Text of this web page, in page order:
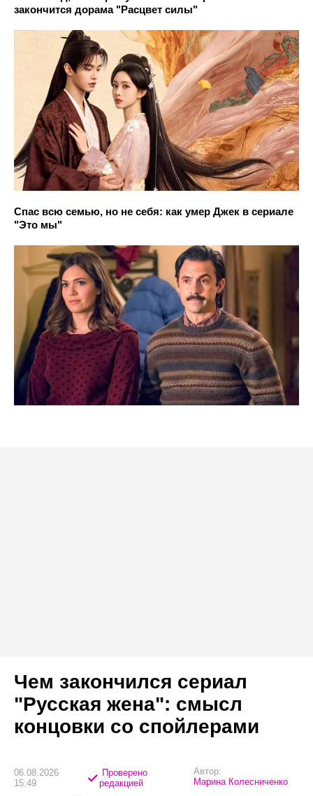
закончится дорама "Расцвет силы"
Спас всю семью, но не себя: как умер Джек в сериале
"Это мы"
Чем закончился сериал
"Русская жена": смысл
концовки со спойлерами
06.08.2026
15:49
Проверено
редакцией
Автор:
Марина Колесниченко